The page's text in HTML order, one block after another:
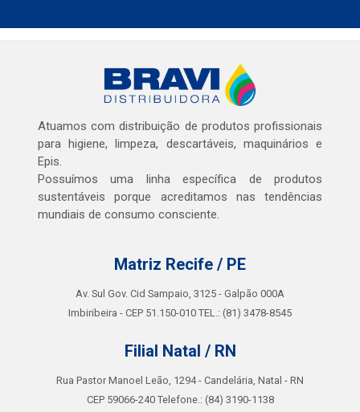
Atuamos com distribuição de produtos profissionais
para higiene, limpeza, descartáveis, maquinários e
Epis.
Possuímos uma linha específica de produtos
sustentáveis porque acreditamos nas tendências
mundiais de consumo consciente.
Matriz Recife / PE
Av. Sul Gov. Cid Sampaio, 3125 - Galpão 000A
Imbiribeira - CEP 51.150-010 TEL.: (81) 3478-8545
Filial Natal / RN
Rua Pastor Manoel Leão, 1294 - Candelária, Natal - RN
CEP 59066-240 Telefone.: (84) 3190-1138